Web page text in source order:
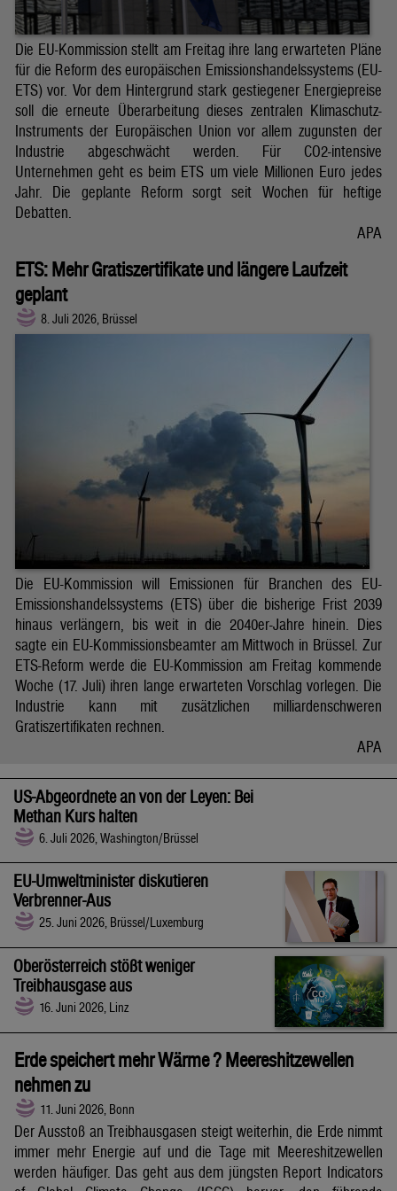
Die EU-Kommission stellt am Freitag ihre lang erwarteten Pläne
für die Reform des europäischen Emissionshandelssystems (EU-
ETS) vor. Vor dem Hintergrund stark gestiegener Energiepreise
soll die erneute Überarbeitung dieses zentralen Klimaschutz-
Instruments der Europäischen Union vor allem zugunsten der
Industrie abgeschwächt werden. Für CO2-intensive
Unternehmen geht es beim ETS um viele Millionen Euro jedes
Jahr. Die geplante Reform sorgt seit Wochen für heftige
Debatten.
APA
ETS: Mehr Gratiszertifikate und längere Laufzeit
geplant
8. Juli 2026, Brüssel
Die EU-Kommission will Emissionen für Branchen des EU-
Emissionshandelssystems (ETS) über die bisherige Frist 2039
hinaus verlängern, bis weit in die 2040er-Jahre hinein. Dies
sagte ein EU-Kommissionsbeamter am Mittwoch in Brüssel. Zur
ETS-Reform werde die EU-Kommission am Freitag kommende
Woche (17. Juli) ihren lange erwarteten Vorschlag vorlegen. Die
Industrie kann mit zusätzlichen milliardenschweren
Gratiszertifikaten rechnen.
APA
US-Abgeordnete an von der Leyen: Bei
Methan Kurs halten
6. Juli 2026, Washington/Brüssel
EU-Umweltminister diskutieren
Verbrenner-Aus
25. Juni 2026, Brüssel/Luxemburg
Oberösterreich stößt weniger
Treibhausgase aus
16. Juni 2026, Linz
Erde speichert mehr Wärme ? Meereshitzewellen
nehmen zu
11. Juni 2026, Bonn
Der Ausstoß an Treibhausgasen steigt weiterhin, die Erde nimmt
immer mehr Energie auf und die Tage mit Meereshitzewellen
werden häufiger. Das geht aus dem jüngsten Report Indicators